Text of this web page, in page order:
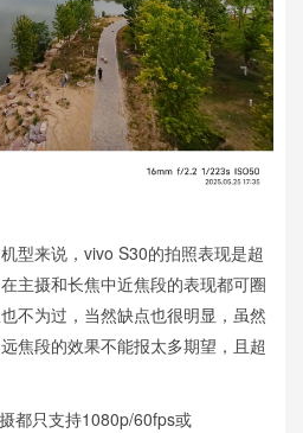
型来说，vivo S30的拍照表现是超
主摄和长焦中近焦段的表现都可圈
不为过，当然缺点也很明显，虽然
焦段的效果不能报太多期望，且超
都只支持1080p/60fps或